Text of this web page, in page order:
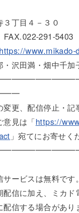
丁目４－３０
291-5403
https://www.mikado-
沢田満・畑中千加
変更、配信停止・記
意見は「https://
」宛てにお寄せく
ービスは無料です。
信に加え、ミカド
配信する場合があり